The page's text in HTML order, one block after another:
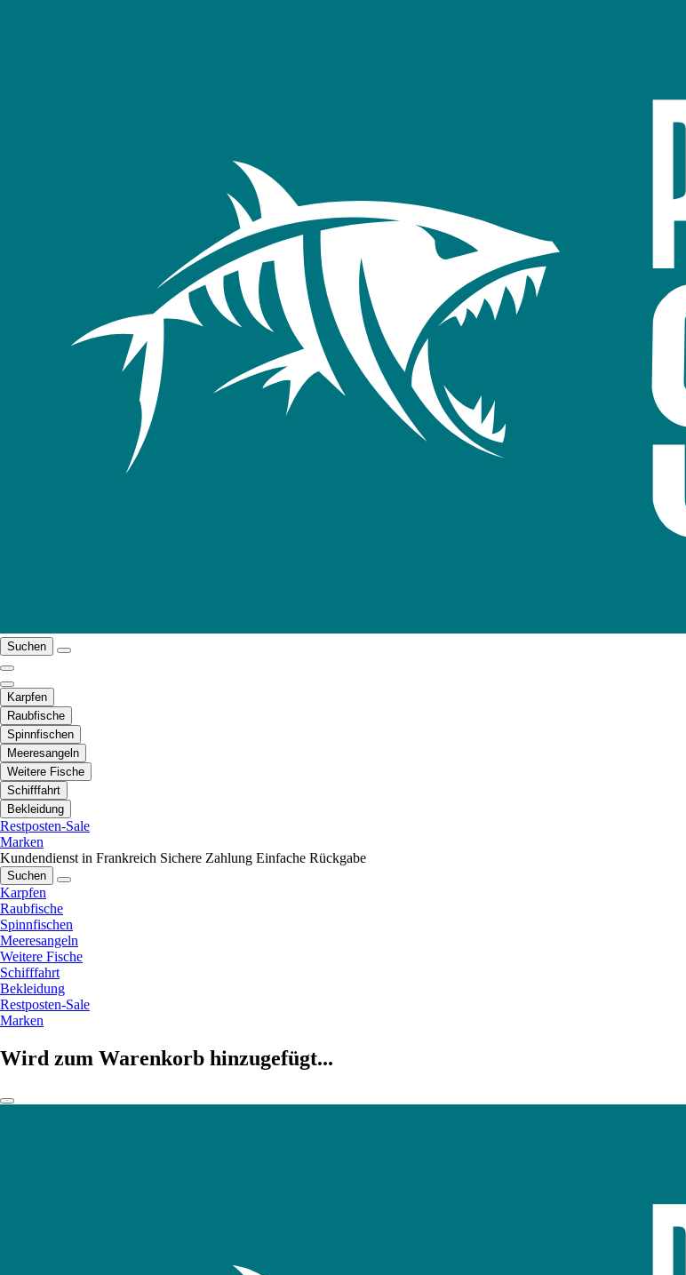
Suchen
Karpfen
Raubfische
Spinnfischen
Meeresangeln
Weitere Fische
Schifffahrt
Bekleidung
Restposten-Sale
Marken
Kundendienst in Frankreich Sichere Zahlung Einfache Rückgabe
Suchen
Karpfen
Raubfische
Spinnfischen
Meeresangeln
Weitere Fische
Schifffahrt
Bekleidung
Restposten-Sale
Marken
Wird zum Warenkorb hinzugefügt...